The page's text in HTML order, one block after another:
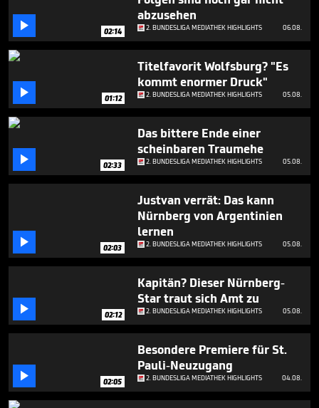
45
seconds
 02:14
abzusehen
2. BUNDESLIGA MEDIATHEK HIGHLIGHTS 06.08.
 01:12
Titelfavorit Wolfsburg? "Es
kommt enormer Druck"
2. BUNDESLIGA MEDIATHEK HIGHLIGHTS 05.08.
 02:33
Das bittere Ende einer
scheinbaren Traumehe
2. BUNDESLIGA MEDIATHEK HIGHLIGHTS 05.08.
 02:03
Justvan verrät: Das kann
Nürnberg von Argentinien
lernen
2. BUNDESLIGA MEDIATHEK HIGHLIGHTS 05.08.
 02:12
Kapitän? Dieser Nürnberg-
Star traut sich Amt zu
2. BUNDESLIGA MEDIATHEK HIGHLIGHTS 05.08.
 02:05
Besondere Premiere für St.
Pauli-Neuzugang
2. BUNDESLIGA MEDIATHEK HIGHLIGHTS 04.08.